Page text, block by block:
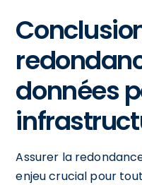
données
Assurer la
enjeu crucial pour